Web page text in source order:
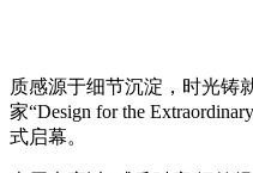
质感源于细节沉淀，时光铸
家“Design for the
式启幕。